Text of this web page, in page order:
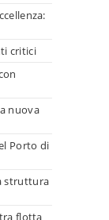
critici
nuova
Porto di
struttura
flotta